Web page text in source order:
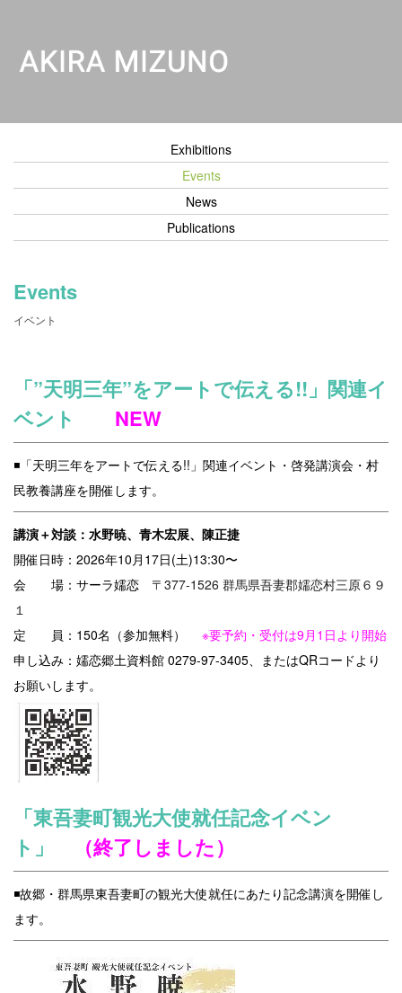
Exhibitions
Events
News
Publications
Events
イベント
「”天明三年”をアートで伝える!!」関連イ
ベント NEW
◾️「天明三年をアートで伝える!!」関連イベント・啓発講演会・村
民教養講座を開催します。
講演＋対談：水野暁、青木宏展、陳正捷
開催日時：2026年10月17日(土)13:30〜
会 場：サーラ嬬恋 〒377-1526 群馬県吾妻郡嬬恋村三原６９
１
定 員：150名（参加無料） ※要予約・受付は9月1日より開始
申し込み：嬬恋郷土資料館 0279-97-3405、またはQRコードより
お願いします。
「東吾妻町観光大使就任記念イベン
ト」
（終了しました）
◾️故郷・群馬県東吾妻町の観光大使就任にあたり記念講演を開催し
ます。